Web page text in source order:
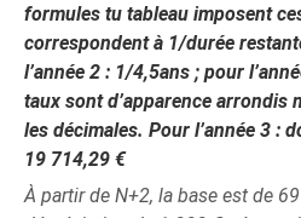
formules tu tableau imposent
correspondent à 1/durée
l’année 2 : 1/4,5ans ; pour
taux sont d’apparence arrondis
les décimales. Pour l’année 3 :
19 714,29 €
À partir de N+2, la base est de